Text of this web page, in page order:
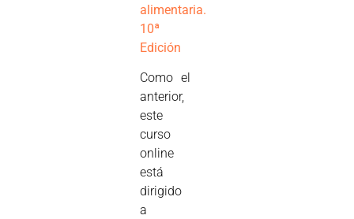
alimentaria.
10ª
Edición
Como el
anterior,
este
curso
online
está
dirigido
a